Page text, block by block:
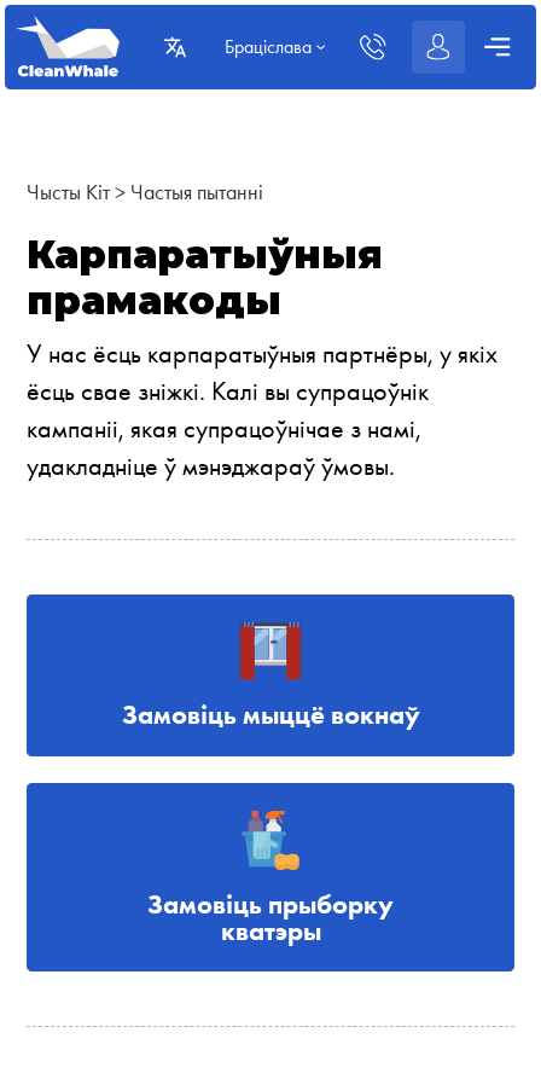
Браціслава
Чысты Кіт> Частыя пытанні
Карпаратыўныя
прамакоды
У нас ёсць карпаратыўныя партнёры, у якіх
ёсць свае зніжкі. Калі вы супрацоўнік
кампаніі, якая супрацоўнічае з намі,
удакладніце ў мэнэджараў ўмовы.
Замовіць мыццё вокнаў
Замовіць прыборку
кватэры